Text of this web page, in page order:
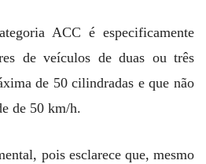
ACC é especificamente
de veículos de duas ou três
de 50 cilindradas e que não
de 50 km/h.
pois esclarece que, mesmo